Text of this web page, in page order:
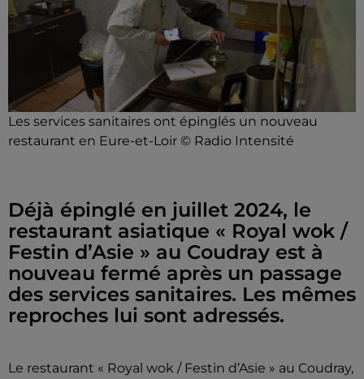
Les services sanitaires ont épinglés un nouveau
restaurant en Eure-et-Loir © Radio Intensité
Déjà épinglé en juillet 2024, le
restaurant asiatique « Royal wok /
Festin d’Asie » au Coudray est à
nouveau fermé après un passage
des services sanitaires. Les mêmes
reproches lui sont adressés.
Le restaurant « Royal wok / Festin d’Asie » au Coudray,